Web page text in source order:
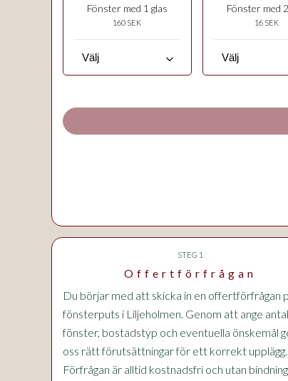
Fönster med 1 glas
160 SEK
keyboard_arrow_down
Fönster med
16 SEK
STEG 1
Offertförfrågan
Du börjar med att skicka in en offertförfrågan
fönsterputs i Liljeholmen. Genom att ange antal
fönster, bostadstyp och eventuella önskemål
oss rätt förutsättningar för ett korrekt upplägg.
Förfrågan är alltid kostnadsfri och utan